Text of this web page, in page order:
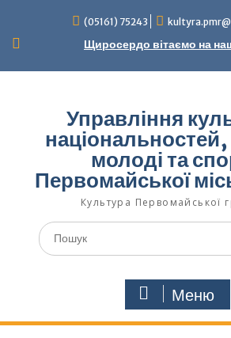
вмісту
(05161) 75243
Щиросердо вітаємо на
Управління
національностей,
молоді та
Первомайської
Культура Первомайcької
Шукати:
Меню